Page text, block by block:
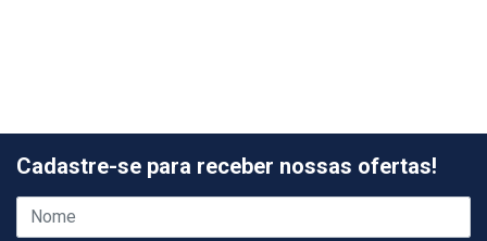
Cadastre-se para receber nossas ofertas!